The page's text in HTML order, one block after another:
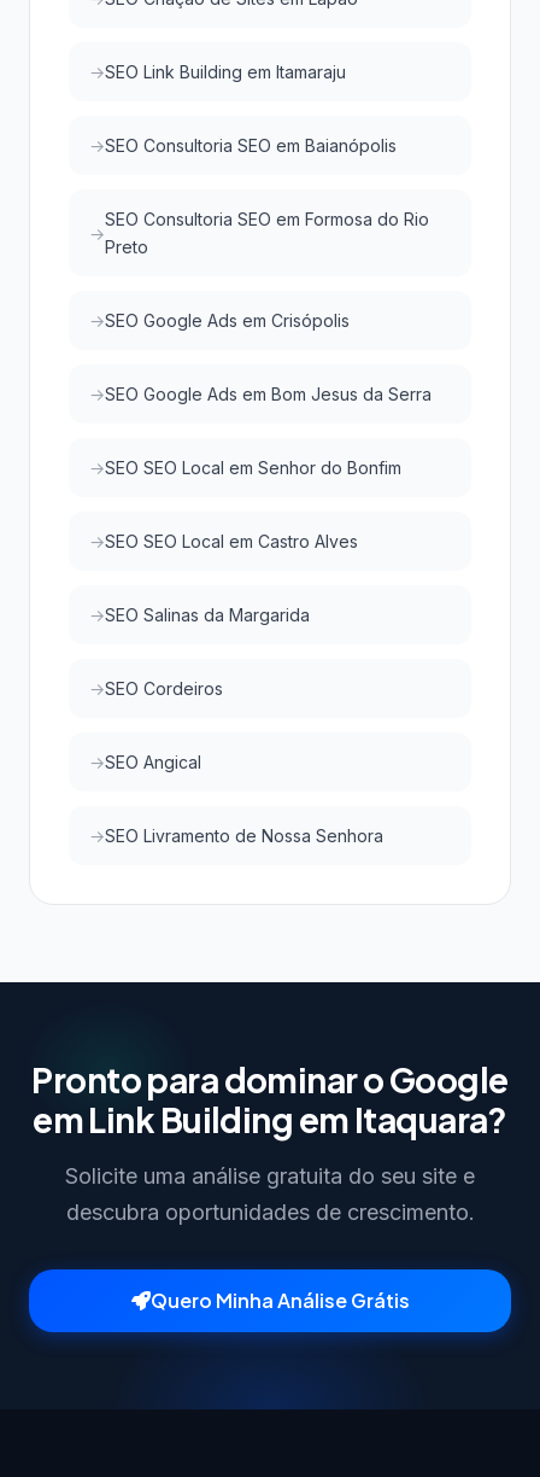
SEO Link Building em Itamaraju
SEO Consultoria SEO em Baianópolis
SEO Consultoria SEO em Formosa do Rio
Preto
SEO Google Ads em Crisópolis
SEO Google Ads em Bom Jesus da Serra
SEO SEO Local em Senhor do Bonfim
SEO SEO Local em Castro Alves
SEO Salinas da Margarida
SEO Cordeiros
SEO Angical
SEO Livramento de Nossa Senhora
Pronto para dominar o Google
em Link Building em Itaquara?
Solicite uma análise gratuita do seu site e
descubra oportunidades de crescimento.
Quero Minha Análise Grátis